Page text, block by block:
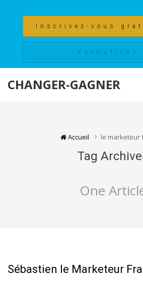
Inscrivez-vous
Formations
CHANGER-GAGNER
Accueil le marketeur
Tag
One
Sébastien le Marketeur